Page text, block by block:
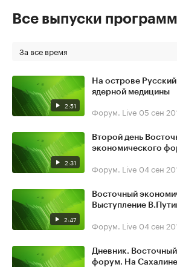
Все выпуски
За все время
2:51
На острове
ядерной медицины
Форум. Live 05 сен
2:31
Второй день
экономического
Форум. Live 04 сен
2:47
Восточный
Выступление
Форум. Live 04 сен
Дневник.
форум. На